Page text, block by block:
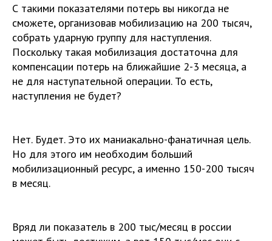
С такими показателями потерь вы никогда не
сможете, организовав мобилизацию на 200 тысяч,
собрать ударную группу для наступления.
Поскольку такая мобилизация достаточна для
компенсации потерь на ближайшие 2-3 месяца, а
не для наступательной операции. То есть,
наступления не будет?
Нет. Будет. Это их маниакально-фанатичная цель.
Но для этого им необходим больший
мобилизационный ресурс, а именно 150-200 тысяч
в месяц.
Вряд ли показатель в 200 тыс/месяц в россии